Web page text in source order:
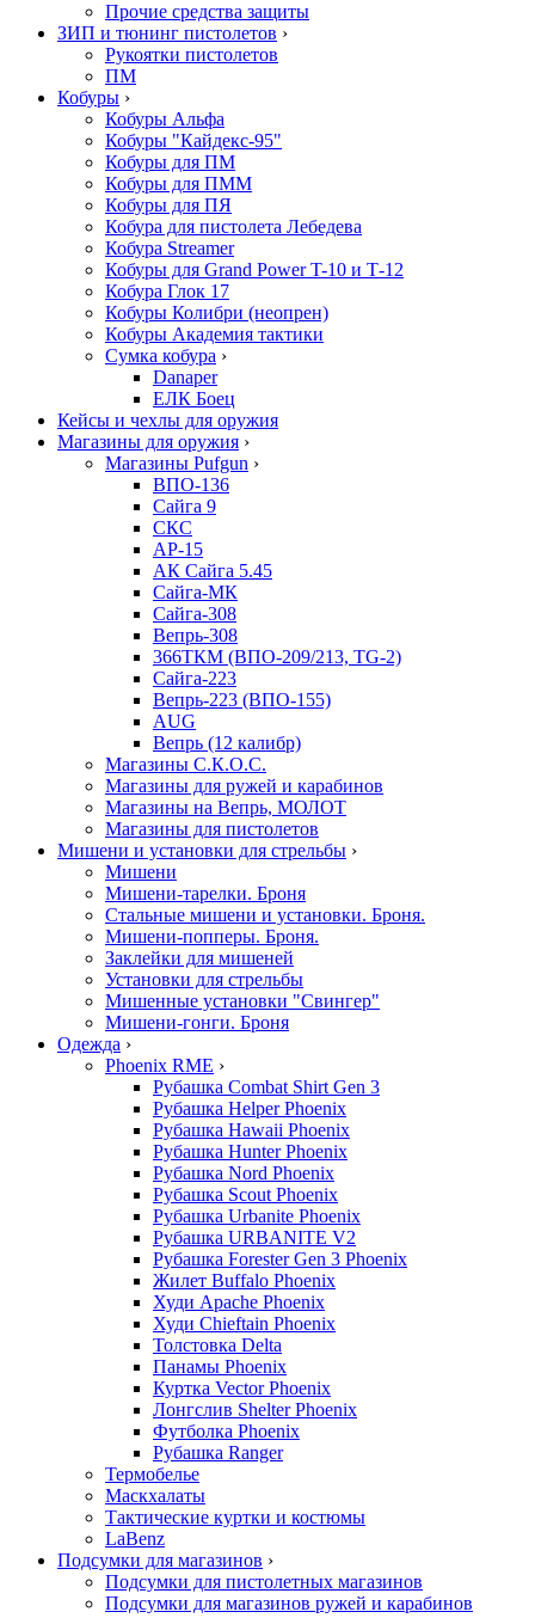
Прочие средства защиты
ЗИП и тюнинг пистолетов ›
Рукоятки пистолетов
ПМ
Кобуры ›
Кобуры Альфа
Кобуры "Кайдекс-95"
Кобуры для ПМ
Кобуры для ПММ
Кобуры для ПЯ
Кобура для пистолета Лебедева
Кобура Streamer
Кобуры для Grand Power T-10 и Т-12
Кобура Глок 17
Кобуры Колибри (неопрен)
Кобуры Академия тактики
Сумка кобура ›
Danaper
ЕЛК Боец
Кейсы и чехлы для оружия
Магазины для оружия ›
Магазины Pufgun ›
ВПО-136
Сайга 9
СКС
АР-15
АК Сайга 5.45
Сайга-МК
Сайга-308
Вепрь-308
366ТКМ (ВПО-209/213, TG-2)
Сайга-223
Вепрь-223 (ВПО-155)
AUG
Вепрь (12 калибр)
Магазины С.К.О.С.
Магазины для ружей и карабинов
Магазины на Вепрь, МОЛОТ
Магазины для пистолетов
Мишени и установки для стрельбы ›
Мишени
Мишени-тарелки. Броня
Стальные мишени и установки. Броня.
Мишени-попперы. Броня.
Заклейки для мишеней
Установки для стрельбы
Мишенные установки "Свингер"
Мишени-гонги. Броня
Одежда ›
Phoenix RME ›
Рубашка Combat Shirt Gen 3
Рубашка Helper Phoenix
Рубашка Hawaii Phoenix
Рубашка Hunter Phoenix
Рубашка Nord Phoenix
Рубашка Scout Phoenix
Рубашка Urbanite Phoenix
Рубашка URBANITE V2
Рубашка Forester Gen 3 Phoenix
Жилет Buffalo Phoenix
Худи Apache Phoenix
Худи Chieftain Phoenix
Толстовка Delta
Панамы Phoenix
Куртка Vector Phoenix
Лонгслив Shelter Phoenix
Футболка Phoenix
Рубашка Ranger
Термобелье
Маскхалаты
Тактические куртки и костюмы
LaBenz
Подсумки для магазинов ›
Подсумки для пистолетных магазинов
Подсумки для магазинов ружей и карабинов